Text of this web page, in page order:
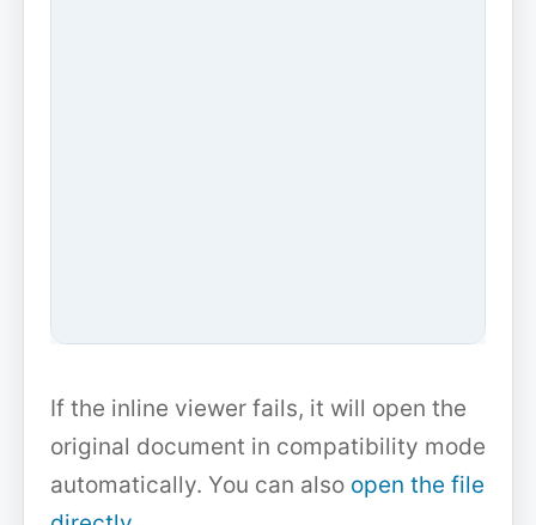
If the inline viewer fails, it will open the
original document in compatibility mode
automatically. You can also open the file